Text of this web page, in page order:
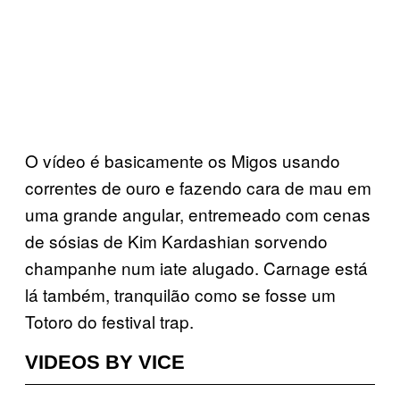
O vídeo é basicamente os Migos usando
correntes de ouro e fazendo cara de mau em
uma grande angular, entremeado com cenas
de sósias de Kim Kardashian sorvendo
champanhe num iate alugado. Carnage está
lá também, tranquilão como se fosse um
Totoro do festival trap.
VIDEOS BY VICE